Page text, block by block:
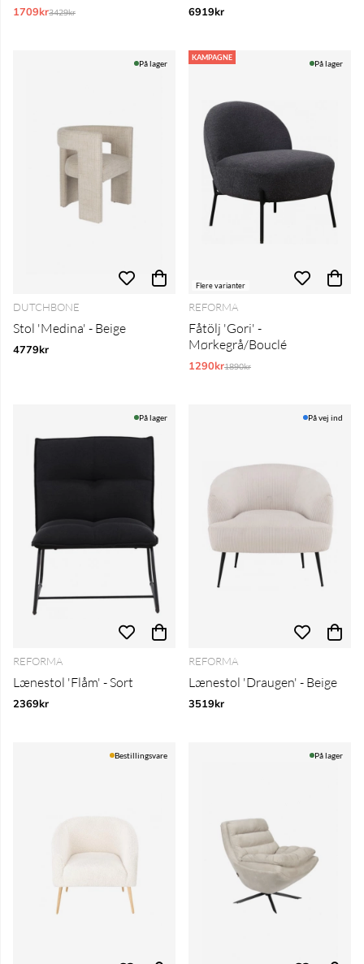
1709krNormalpris:
3429kr 6919kr
På lager
DUTCHBONE
Stol 'Medina' - Beige
4779kr
KAMPAGNE
Flere varianter
På lager
REFORMA
Fåtölj 'Gori' -
Mørkegrå/Bouclé
1290krNormalpris:
1890kr
På lager
REFORMA
Lænestol 'Flåm' - Sort
2369kr
På vej ind
REFORMA
Lænestol 'Draugen' - Beige
3519kr
Bestillingsvare På lager